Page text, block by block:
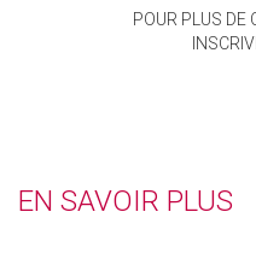
POUR PLUS DE
EN SAVOIR PLUS